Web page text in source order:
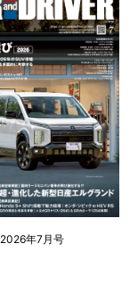
2026年7月号